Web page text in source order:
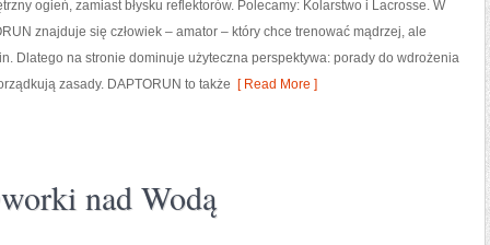
ogień, zamiast błysku reflektorów. Polecamy: Kolarstwo i Lacrosse. W
znajduje się człowiek – amator – który chce trenować mądrzej, ale
Dlatego na stronie dominuje użyteczna perspektywa: porady do wdrożenia
zasady. DAPTORUN to także [ Read More ]
nad Wodą